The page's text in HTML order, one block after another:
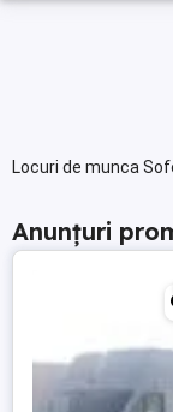
Locuri de munca
Anunțuri